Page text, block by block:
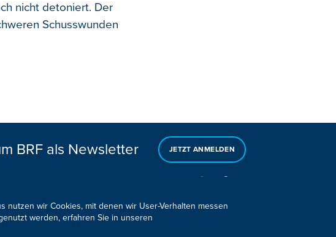
nicht detoniert. Der
Schusswunden
BRF als Newsletter JETZT ANMELDEN
nutzen wir Cookies, mit denen wir User-Verhalten messen
werden, erfahren Sie in unseren